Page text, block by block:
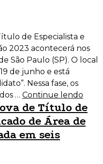
de Especialista e
2023 acontecerá nos
São Paulo (SP). O local
de junho e está
Nessa fase, os
… Continue lendo
de Título de
de Área de
em seis